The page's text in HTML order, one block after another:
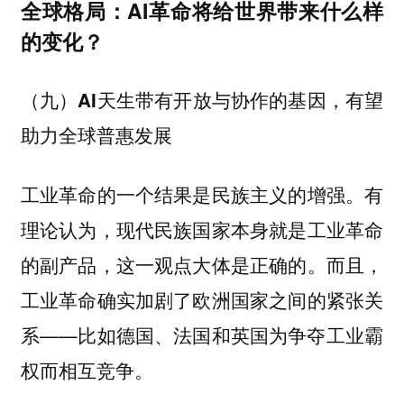
全球格局：AI革命将给世界带来什么样
的变化？
（九）AI天生带有开放与协作的基因，有望
助力全球普惠发展
工业革命的一个结果是民族主义的增强。有
理论认为，现代民族国家本身就是工业革命
的副产品，这一观点大体是正确的。而且，
工业革命确实加剧了欧洲国家之间的紧张关
系——比如德国、法国和英国为争夺工业霸
权而相互竞争。